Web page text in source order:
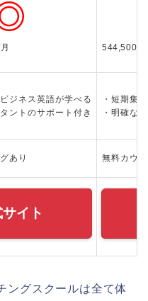
544,500円
ジネス英語が学べる
ントのサポート付き
・短期集
・明確な
あり 無料カウ
イト
ングスクールは全て体